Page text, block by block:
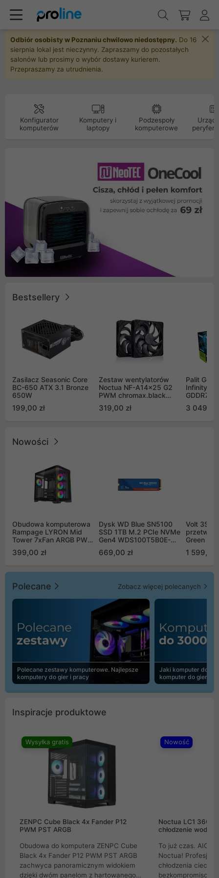
Odbiór osobisty w Poznaniu chwilowo niedostępny. Do 16
sierpnia lokal jest nieczynny. Zapraszamy do pozostałych
salonów lub prosimy o wybór dostawy kurierem.
Przepraszamy za utrudnienia.
Konfigurator
komputerów
Komputery i
laptopy
Podzespoły
komputerowe
Bestsellery
Zasilacz Seasonic Core
BC-650 ATX 3.1 Bronze
650W
199,00 zł
Zestaw wentylatorów
Noctua NF-A14x25 G2
PWM chromax.black
Push Pull (2szt)
319,00 zł
Palit
Infinity 3
GDDR7
GB2050S)
3 049,00
Nowości
Obudowa komputerowa
Rampage LYRON Mid
Tower 7xFan ARGB PWM
399,00 zł
Dysk WD Blue SN5100
SSD 1TB M.2 PCIe NVMe
Gen4 WDS100T5B0E-
669,00 zł
Volt
Green
1 599,00
Polecane Zobacz więcej polecanych
Polecane zestawy komputerowe. Najlepsze
komputery do gier i pracy
Jaki komputer do
komputer do gier |
Inspiracje produktowe
Wysyłka gratis
ZENPC Cube Black 4x Fander P12
PWM PST ARGB
Obudowa do komputera ZENPC Cube
Black 4x Fander P12 PWM PST ARGB
zachwyca panoramicznym widokiem
dzięki dwóm panelom z hartowanego
Nowość
Noctua LC1
chłodzenie wodne
To już czas. AIO
Noctua!
chłodzenia cieczą